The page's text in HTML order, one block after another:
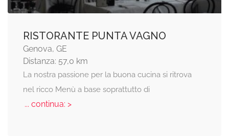
RISTORANTE PUNTA VAGNO
Genova, GE
Distanza: 57,0 km
La nostra passione per la buona cucina si ritrova
nel ricco Menù a base soprattutto di
... continua: >